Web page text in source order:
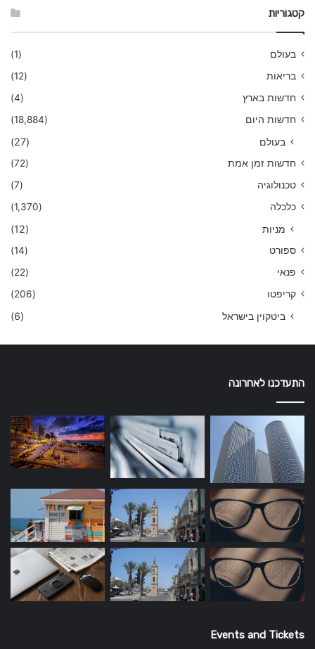
קטגוריות
בעולם
(1)
בריאות
(12)
חדשות בארץ
(4)
חדשות היום
(18,884)
בעולם (27)
חדשות זמן אמת
(72)
טכנולוגיה
(7)
כלכלה
(1,370)
מניות (12)
ספורט
(14)
פנאי
(22)
קריפטו
(206)
ביטקוין בישראל (6)
התעדכנו לאחרונה
Events and Tickets